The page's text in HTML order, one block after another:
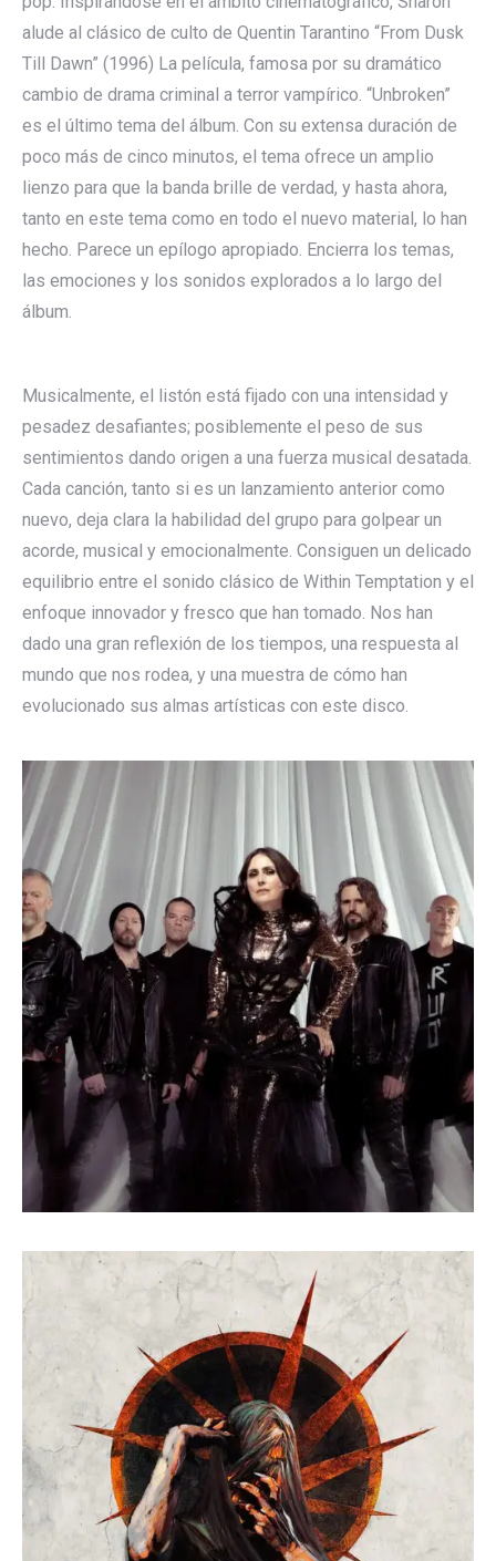
alude al clásico de culto de Quentin Tarantino “From Dusk
Till Dawn” (1996) La película, famosa por su dramático
cambio de drama criminal a terror vampírico. “Unbroken”
es el último tema del álbum. Con su extensa duración de
poco más de cinco minutos, el tema ofrece un amplio
lienzo para que la banda brille de verdad, y hasta ahora,
tanto en este tema como en todo el nuevo material, lo han
hecho. Parece un epílogo apropiado. Encierra los temas,
las emociones y los sonidos explorados a lo largo del
álbum.
Musicalmente, el listón está fijado con una intensidad y
pesadez desafiantes; posiblemente el peso de sus
sentimientos dando origen a una fuerza musical desatada.
Cada canción, tanto si es un lanzamiento anterior como
nuevo, deja clara la habilidad del grupo para golpear un
acorde, musical y emocionalmente. Consiguen un delicado
equilibrio entre el sonido clásico de Within Temptation y el
enfoque innovador y fresco que han tomado. Nos han
dado una gran reflexión de los tiempos, una respuesta al
mundo que nos rodea, y una muestra de cómo han
evolucionado sus almas artísticas con este disco.